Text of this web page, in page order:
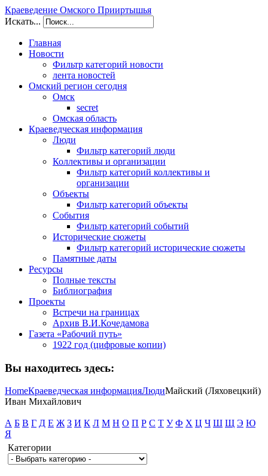
Краеведение Омского Прииртышья
Искать...
Главная
Новости
Фильтр категорий новости
лента новостей
Омский регион сегодня
Омск
secret
Омская область
Краеведческая информация
Люди
Фильтр категорий люди
Коллективы и организации
Фильтр категорий коллективы и
организации
Объекты
Фильтр категорий объекты
События
Фильтр категорий событий
Исторические сюжеты
Фильтр категорий исторические сюжеты
Памятные даты
Ресурсы
Полные тексты
Библиография
Проекты
Встречи на границах
Архив В.И.Кочедамова
Газета «Рабочий путь»
1922 год (цифровые копии)
Вы находитесь здесь:
HomeКраеведческая информацияЛюдиМайский (Ляховецкий)
Иван Михайлович
А Б В Г Д Е Ж З И К Л М Н О П Р С Т У Ф Х Ц Ч Ш Щ Э Ю
Я
Категории